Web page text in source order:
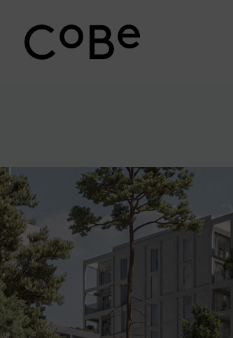
contenido